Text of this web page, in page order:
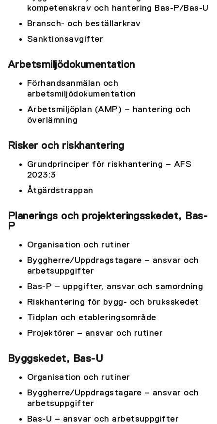
kompetenskrav och hantering Bas-P/Bas-U
Bransch- och beställarkrav
Sanktionsavgifter
Arbetsmiljödokumentation
Förhandsanmälan och
arbetsmiljödokumentation
Arbetsmiljöplan (AMP) – hantering och
överlämning
Risker och riskhantering
Grundprinciper för riskhantering – AFS
2023:3
Åtgärdstrappan
Planerings och projekteringsskedet, Bas-
P
Organisation och rutiner
Byggherre/Uppdragstagare – ansvar och
arbetsuppgifter
Bas-P – uppgifter, ansvar och samordning
Riskhantering för bygg- och bruksskedet
Tidplan och etableringsområde
Projektörer – ansvar och rutiner
Byggskedet, Bas-U
Organisation och rutiner
Byggherre/Uppdragstagare – ansvar och
arbetsuppgifter
Bas-U – ansvar och arbetsuppgifter